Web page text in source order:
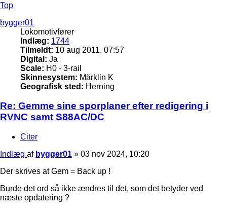
Top
bygger01
Lokomotivfører
Indlæg: 1744
Tilmeldt: 10 aug 2011, 07:57
Digital: Ja
Scale: H0 - 3-rail
Skinnesystem: Märklin K
Geografisk sted: Herning
Re: Gemme sine sporplaner efter redigering i
RVNC samt S88AC/DC
Citer
Indlæg af bygger01 » 03 nov 2024, 10:20
Der skrives at Gem = Back up !
Burde det ord så ikke ændres til det, som det betyder ved
næste opdatering ?